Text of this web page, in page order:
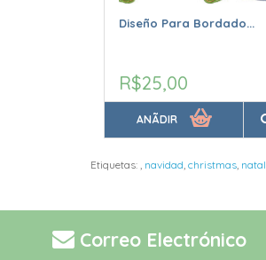
Diseño Para Bordado...
R$25,00
ANÃDIR
Etiquetas: , navidad, christmas, natal
Correo Electrónico